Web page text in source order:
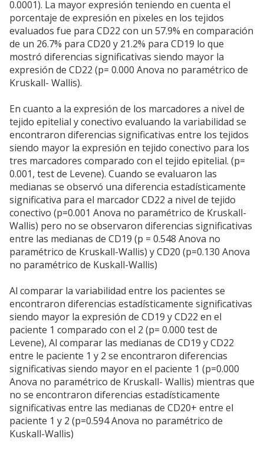
0.0001). La mayor expresión teniendo en cuenta el
porcentaje de expresión en pixeles en los tejidos
evaluados fue para CD22 con un 57.9% en comparación
de un 26.7% para CD20 y 21.2% para CD19 lo que
mostró diferencias significativas siendo mayor la
expresión de CD22 (p= 0.000 Anova no paramétrico de
Kruskall- Wallis).
En cuanto a la expresión de los marcadores a nivel de
tejido epitelial y conectivo evaluando la variabilidad se
encontraron diferencias significativas entre los tejidos
siendo mayor la expresión en tejido conectivo para los
tres marcadores comparado con el tejido epitelial. (p=
0.001, test de Levene). Cuando se evaluaron las
medianas se observó una diferencia estadísticamente
significativa para el marcador CD22 a nivel de tejido
conectivo (p=0.001 Anova no paramétrico de Kruskall-
Wallis) pero no se observaron diferencias significativas
entre las medianas de CD19 (p = 0.548 Anova no
paramétrico de Kruskall-Wallis) y CD20 (p=0.130 Anova
no paramétrico de Kuskall-Wallis)
Al comparar la variabilidad entre los pacientes se
encontraron diferencias estadísticamente significativas
siendo mayor la expresión de CD19 y CD22 en el
paciente 1 comparado con el 2 (p= 0.000 test de
Levene), Al comparar las medianas de CD19 y CD22
entre le paciente 1 y 2 se encontraron diferencias
significativas siendo mayor en el paciente 1 (p=0.000
Anova no paramétrico de Kruskall- Wallis) mientras que
no se encontraron diferencias estadísticamente
significativas entre las medianas de CD20+ entre el
paciente 1 y 2 (p=0.594 Anova no paramétrico de
Kuskall-Wallis)